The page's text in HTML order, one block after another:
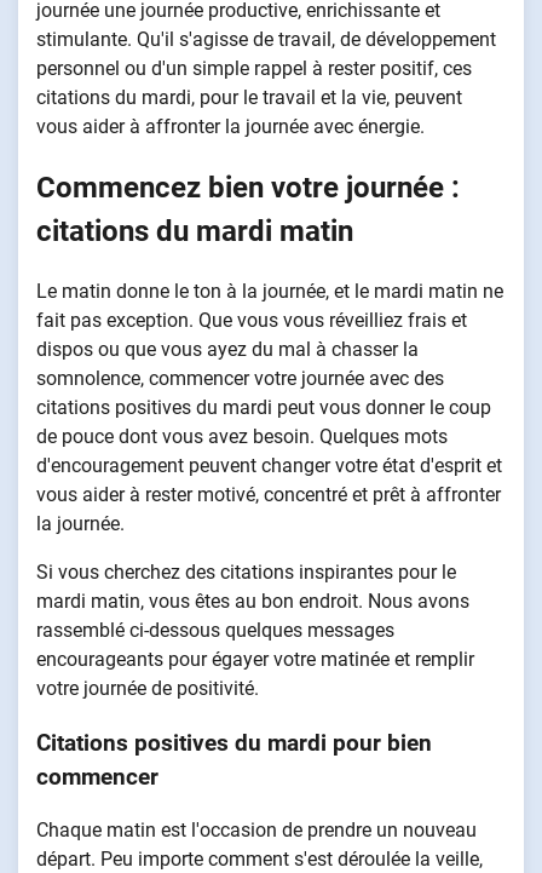
journée une journée productive, enrichissante et
stimulante. Qu'il s'agisse de travail, de développement
personnel ou d'un simple rappel à rester positif, ces
citations du mardi, pour le travail et la vie, peuvent
vous aider à affronter la journée avec énergie.
Commencez bien votre journée :
citations du mardi matin
Le matin donne le ton à la journée, et le mardi matin ne
fait pas exception. Que vous vous réveilliez frais et
dispos ou que vous ayez du mal à chasser la
somnolence, commencer votre journée avec des
citations positives du mardi peut vous donner le coup
de pouce dont vous avez besoin. Quelques mots
d'encouragement peuvent changer votre état d'esprit et
vous aider à rester motivé, concentré et prêt à affronter
la journée.
Si vous cherchez des citations inspirantes pour le
mardi matin, vous êtes au bon endroit. Nous avons
rassemblé ci-dessous quelques messages
encourageants pour égayer votre matinée et remplir
votre journée de positivité.
Citations positives du mardi pour bien
commencer
Chaque matin est l'occasion de prendre un nouveau
départ. Peu importe comment s'est déroulée la veille,